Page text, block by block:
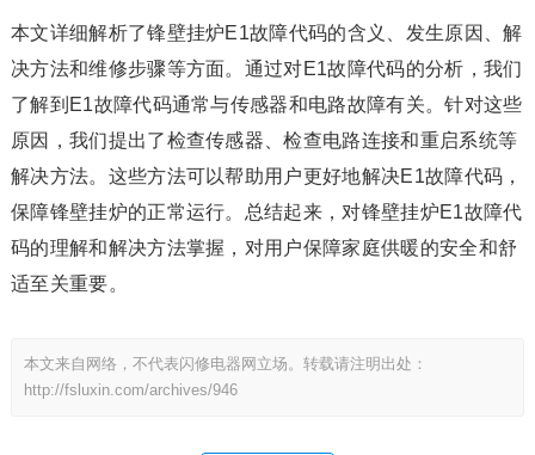
本文详细解析了锋壁挂炉E1故障代码的含义、发生原因、解
决方法和维修步骤等方面。通过对E1故障代码的分析，我们
了解到E1故障代码通常与传感器和电路故障有关。针对这些
原因，我们提出了检查传感器、检查电路连接和重启系统等
解决方法。这些方法可以帮助用户更好地解决E1故障代码，
保障锋壁挂炉的正常运行。总结起来，对锋壁挂炉E1故障代
码的理解和解决方法掌握，对用户保障家庭供暖的安全和舒
适至关重要。
本文来自网络，不代表闪修电器网立场。转载请注明出处：
http://fsluxin.com/archives/946